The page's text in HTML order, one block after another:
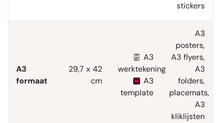
stickers
A3
formaat
29,7 x 42
cm
A3
werktekening
A3
template
A3
posters,
A3 flyers,
A3
folders,
placemats,
A3
kliklijsten